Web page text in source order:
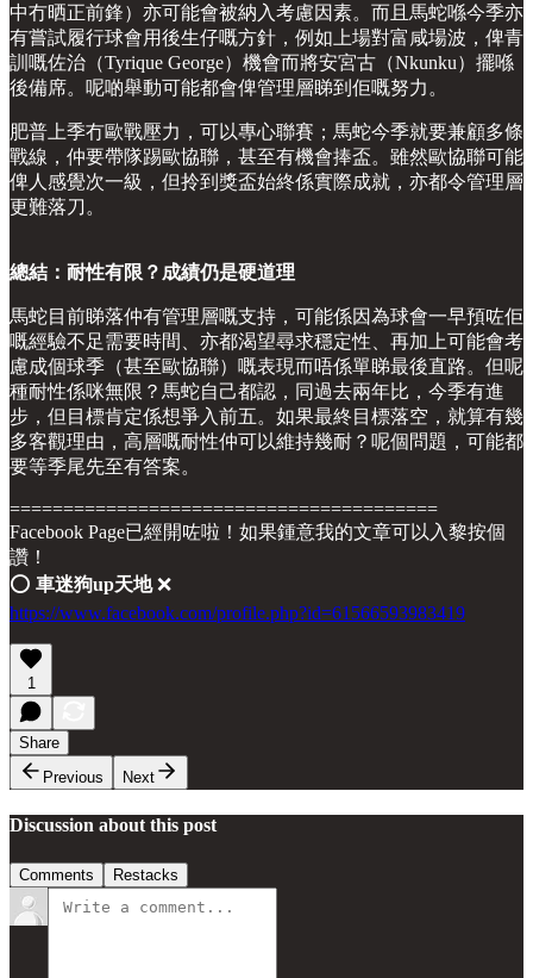
中冇晒正前鋒）亦可能會被納入考慮因素。而且馬蛇喺今季亦
有嘗試履行球會用後生仔嘅方針，例如上場對富咸場波，俾青
訓嘅佐治（Tyrique George）機會而將安宮古（Nkunku）擺喺
後備席。呢啲舉動可能都會俾管理層睇到佢嘅努力。
肥普上季冇歐戰壓力，可以專心聯賽；馬蛇今季就要兼顧多條
戰線，仲要帶隊踢歐協聯，甚至有機會捧盃。雖然歐協聯可能
俾人感覺次一級，但拎到獎盃始終係實際成就，亦都令管理層
更難落刀。
總結：耐性有限？成績仍是硬道理
馬蛇目前睇落仲有管理層嘅支持，可能係因為球會一早預咗佢
嘅經驗不足需要時間、亦都渴望尋求穩定性、再加上可能會考
慮成個球季（甚至歐協聯）嘅表現而唔係單睇最後直路。但呢
種耐性係咪無限？馬蛇自己都認，同過去兩年比，今季有進
步，但目標肯定係想爭入前五。如果最終目標落空，就算有幾
多客觀理由，高層嘅耐性仲可以維持幾耐？呢個問題，可能都
要等季尾先至有答案。
========================================
Facebook Page已經開咗啦！如果鍾意我的文章可以入黎按個
讚！
⭕️ 車迷狗up天地❌
https://www.facebook.com/profile.php?id=61566593983419
1
Share
Previous
Next
Discussion about this post
Comments Restacks